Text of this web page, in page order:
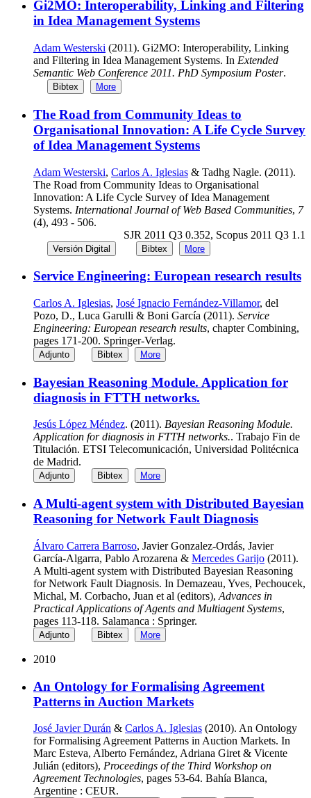
Gi2MO: Interoperability, Linking and Filtering
in Idea Management Systems
Adam Westerski (2011). Gi2MO: Interoperability, Linking
and Filtering in Idea Management Systems. In Extended
Semantic Web Conference 2011. PhD Symposium Poster.
Bibtex More
The Road from Community Ideas to
Organisational Innovation: A Life Cycle Survey
of Idea Management Systems
Adam Westerski, Carlos A. Iglesias & Tadhg Nagle. (2011).
The Road from Community Ideas to Organisational
Innovation: A Life Cycle Survey of Idea Management
Systems. International Journal of Web Based Communities, 7
(4), 493 - 506.
SJR 2011 Q3 0.352, Scopus 2011 Q3 1.1
Versión Digital Bibtex More
Service Engineering: European research results
Carlos A. Iglesias, José Ignacio Fernández-Villamor, del
Pozo, D., Luca Garulli & Boni García (2011). Service
Engineering: European research results, chapter Combining,
pages 171-200. Springer-Verlag.
Adjunto Bibtex More
Bayesian Reasoning Module. Application for
diagnosis in FTTH networks.
Jesús López Méndez. (2011). Bayesian Reasoning Module.
Application for diagnosis in FTTH networks.. Trabajo Fin de
Titulación. ETSI Telecomunicación, Universidad Politécnica
de Madrid.
Adjunto Bibtex More
A Multi-agent system with Distributed Bayesian
Reasoning for Network Fault Diagnosis
Álvaro Carrera Barroso, Javier Gonzalez-Ordás, Javier
García-Algarra, Pablo Arozarena & Mercedes Garijo (2011).
A Multi-agent system with Distributed Bayesian Reasoning
for Network Fault Diagnosis. In Demazeau, Yves, Pechoucek,
Michal, M. Corbacho, Juan et al (editors), Advances in
Practical Applications of Agents and Multiagent Systems,
pages 113-118. Salamanca : Springer.
Adjunto Bibtex More
2010
An Ontology for Formalising Agreement
Patterns in Auction Markets
José Javier Durán & Carlos A. Iglesias (2010). An Ontology
for Formalising Agreement Patterns in Auction Markets. In
Marc Esteva, Alberto Fernández, Adriana Giret & Vicente
Julián (editors), Proceedings of the Third Workshop on
Agreement Technologies, pages 53-64. Bahía Blanca,
Argentine : CEUR.